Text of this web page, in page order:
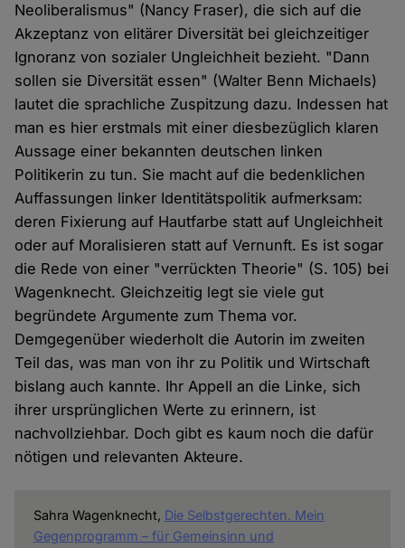
Neoliberalismus" (Nancy Fraser), die sich auf die
Akzeptanz von elitärer Diversität bei gleichzeitiger
Ignoranz von sozialer Ungleichheit bezieht. "Dann
sollen sie Diversität essen" (Walter Benn Michaels)
lautet die sprachliche Zuspitzung dazu. Indessen hat
man es hier erstmals mit einer diesbezüglich klaren
Aussage einer bekannten deutschen linken
Politikerin zu tun. Sie macht auf die bedenklichen
Auffassungen linker Identitätspolitik aufmerksam:
deren Fixierung auf Hautfarbe statt auf Ungleichheit
oder auf Moralisieren statt auf Vernunft. Es ist sogar
die Rede von einer "verrückten Theorie" (S. 105) bei
Wagenknecht. Gleichzeitig legt sie viele gut
begründete Argumente zum Thema vor.
Demgegenüber wiederholt die Autorin im zweiten
Teil das, was man von ihr zu Politik und Wirtschaft
bislang auch kannte. Ihr Appell an die Linke, sich
ihrer ursprünglichen Werte zu erinnern, ist
nachvollziehbar. Doch gibt es kaum noch die dafür
nötigen und relevanten Akteure.
Sahra Wagenknecht, Die Selbstgerechten. Mein
Gegenprogramm – für Gemeinsinn und